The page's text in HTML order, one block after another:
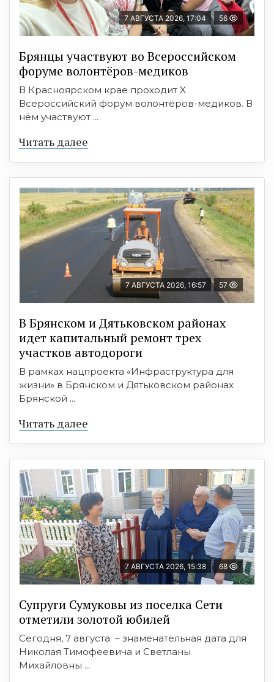
7 АВГУСТА 2026, 17:04 56
Брянцы участвуют во Всероссийском
форуме волонтёров-медиков
В Красноярском крае проходит X
Всероссийский форум волонтёров-медиков. В
нём участвуют ...
Читать далее
7 АВГУСТА 2026, 16:57 57
В Брянском и Дятьковском районах
идет капитальный ремонт трех
участков автодороги
В рамках нацпроекта «Инфраструктура для
жизни» в Брянском и Дятьковском районах
Брянской ...
Читать далее
7 АВГУСТА 2026, 15:38 68
Супруги Сумуковы из поселка Сети
отметили золотой юбилей
Сегодня, 7 августа – знаменательная дата для
Николая Тимофеевича и Светланы
Михайловны ...